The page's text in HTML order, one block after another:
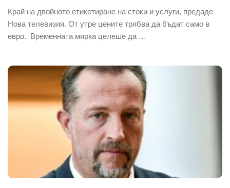
Край на двойното етикетиране на стоки и услуги, предаде
Нова телевизия. От утре цените трябва да бъдат само в
евро. Временната мярка целеше да …